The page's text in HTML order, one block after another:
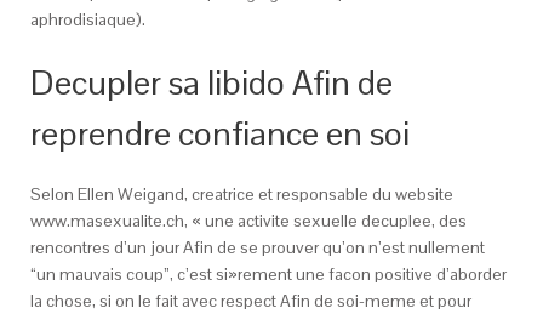
aphrodisiaque).
Decupler sa libido Afin de
reprendre confiance en soi
Selon Ellen Weigand, creatrice et responsable du website
www.masexualite.ch, « une activite sexuelle decuplee, des
rencontres d’un jour Afin de se prouver qu’on n’est nullement
“un mauvais coup”, c’est si»rement une facon positive d’aborder
la chose, si on le fait avec respect Afin de soi-meme et pour